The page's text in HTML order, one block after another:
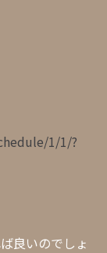
1/1/?
良いのでしょ